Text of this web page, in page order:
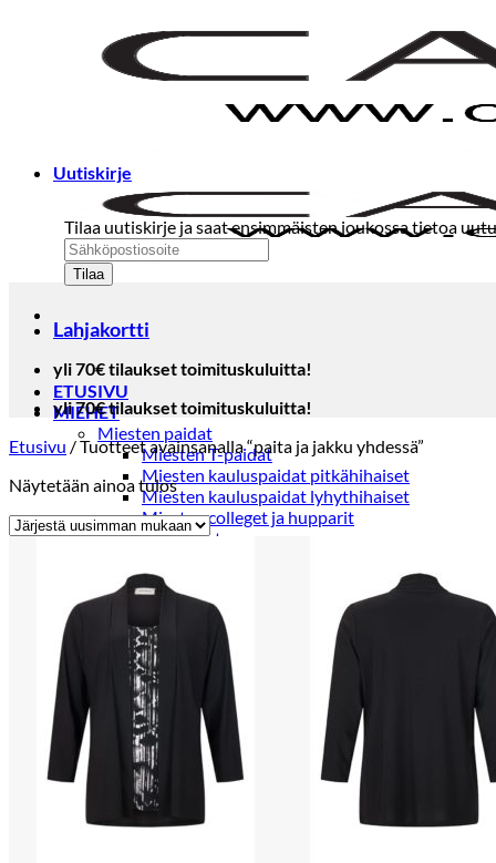
ETUSIVU
MIEHET
Miesten paidat
Miesten T-paidat
Miesten kauluspaidat pitkähihaiset
Miesten kauluspaidat lyhythihaiset
Miesten colleget ja hupparit
Miesten neuleet
Miesten neuletakit
Puvut ja blazerit
Puvut
Puvuntakit ja blazerit
Miesten housut
Miesten housut
Miesten farkut
Miesten collegehousut
Miesten shortsit
Miesten asusteet
Vyöt ja olkaimet
Solmiot, rusetit ja taskuliinat
Miesten päähineet, huivit ja käsineet
Uutiskirje
Tilaa uutiskirje ja saat ensimmäisten joukossa tietoa
Lahjakortti
yli 70€ tilaukset toimituskuluitta!
yli 70€ tilaukset toimituskuluitta!
Etusivu /Tuotteet avainsanalla “paita ja jakku yhdessä”
Näytetään ainoa tulos